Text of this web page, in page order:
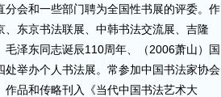
会和一些部门聘为全国性书展的评委。作
东京书法联展、中韩书法交流展、吉隆
泽东同志诞辰110周年、（2006萧山）国
举办个人书法展。常参加中国书法家协会
品和传略刊入《当代中国书法艺术大